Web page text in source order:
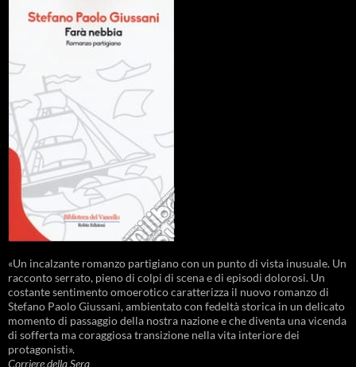
«Un incalzante romanzo partigiano con un punto di vista inusuale. Un
racconto serrato, pieno di colpi di scena e di episodi dolorosi. Un
costante sentimento omoerotico caratterizza il nuovo romanzo di
Stefano Paolo Giussani, ambientato con fedeltà storica in un delicato
momento di passaggio della nostra nazione e che diventa una vicenda
di sofferta ma coraggiosa transizione nella vita interiore dei
protagonisti».
Corriere della Sera